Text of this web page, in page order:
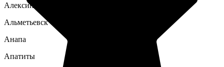
Алексин
Альметьевск
Анапа
Апатиты